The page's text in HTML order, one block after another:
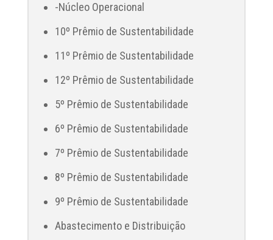
-Núcleo Operacional
10º Prêmio de Sustentabilidade
11º Prêmio de Sustentabilidade
12º Prêmio de Sustentabilidade
5º Prêmio de Sustentabilidade
6º Prêmio de Sustentabilidade
7º Prêmio de Sustentabilidade
8º Prêmio de Sustentabilidade
9º Prêmio de Sustentabilidade
Abastecimento e Distribuição